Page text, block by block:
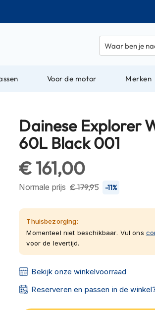
Voor de motor Merken
Dainese Explorer
60L Black 001
€ 161,00
Normale prijs € 179,95 -11%
Thuisbezorging:
Momenteel niet beschikbaar. Vul ons
voor de levertijd.
Bekijk onze winkelvoorraad
Reserveren en passen in de winkel?